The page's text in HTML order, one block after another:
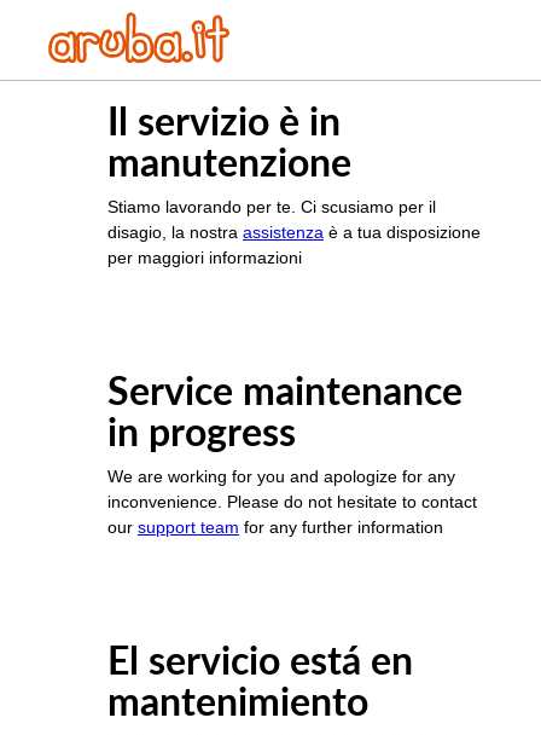
Il servizio è in
manutenzione
Stiamo lavorando per te. Ci scusiamo per il
disagio, la nostra assistenza è a tua disposizione
per maggiori informazioni
Service maintenance
in progress
We are working for you and apologize for any
inconvenience. Please do not hesitate to contact
our support team for any further information
El servicio está en
mantenimiento